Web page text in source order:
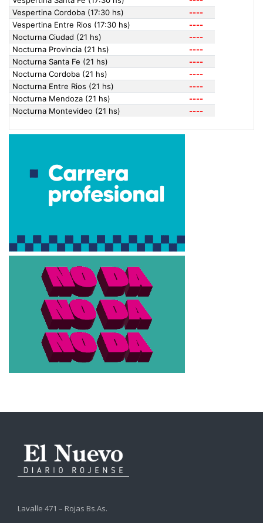
Lavalle 471 – Rojas Bs.As.